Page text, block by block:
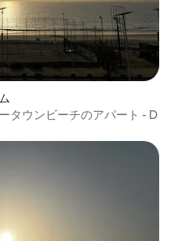
タウンビーチのアパート - D